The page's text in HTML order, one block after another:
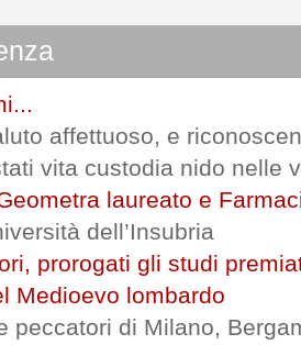
affettuoso, e
vita custodia nido nelle
laureato e
dell’Insubria
prorogati gli studi
Medioevo lombardo
peccatori di Milano,